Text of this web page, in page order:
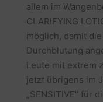
allem im
CLARIFYING
möglich, damit
Durchblutung
Leute mit extrem
jetzt übrigens im
„SENSITIVE“ für